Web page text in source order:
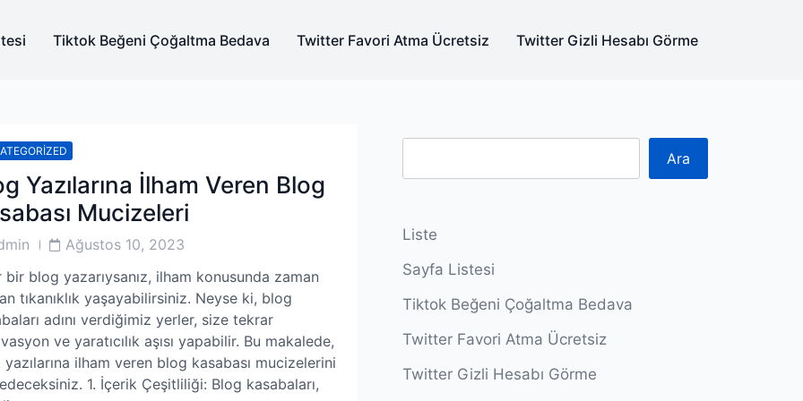
Tiktok Beğeni Çoğaltma Bedava Twitter Favori Atma Ücretsiz Twitter Gizli Hesabı Görme
Yazılarına İlham Veren Blog
Mucizeleri
PostAğustos 10, 2023
bir blog yazarıysanız, ilham konusunda zaman
tıkanıklık yaşayabilirsiniz. Neyse ki, blog
adını verdiğimiz yerler, size tekrar
ve yaratıcılık aşısı yapabilir. Bu makalede,
ilham veren blog kasabası mucizelerini
1. İçerik Çeşitliliği: Blog kasabaları,
Ara
Liste
Sayfa Listesi
Tiktok Beğeni Çoğaltma Bedava
Twitter Favori Atma Ücretsiz
Twitter Gizli Hesabı Görme